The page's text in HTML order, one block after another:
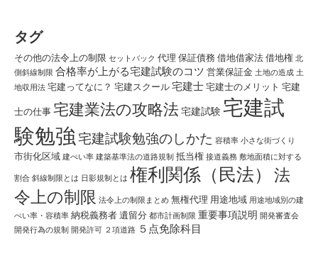
タグ
その他の法令上の制限 セットバック 代理 保証債務 借地借家法 借地権 北
側斜線制限 合格率が上がる宅建試験のコツ 営業保証金 土地の造成 土
地収用法 宅建ってなに？ 宅建スクール 宅建士 宅建士のメリット 宅建
士の仕事 宅建業法の攻略法宅建試験 宅建試
験勉強宅建試験勉強のしかた 容積率 小さな街づくり
市街化区域 建ぺい率 建築基準法の道路規制 抵当権 接道義務 敷地面積に対する
割合 斜線制限とは 日影規制とは 権利関係（民法）
法
令上の制限 法令上の制限まとめ 無権代理 用途地域 用途地域別の建
ぺい率・容積率 納税義務者 遺留分 都市計画制限 重要事項説明 開発審査会
開発行為の規制 開発許可 ２項道路 ５点免除科目